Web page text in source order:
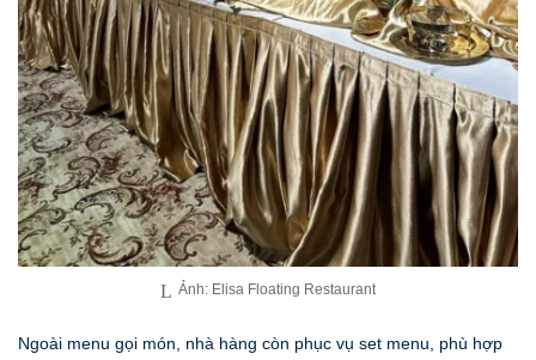
Ảnh: Elisa Floating Restaurant
Ngoài menu gọi món, nhà hàng còn phục vụ set menu, phù hợp